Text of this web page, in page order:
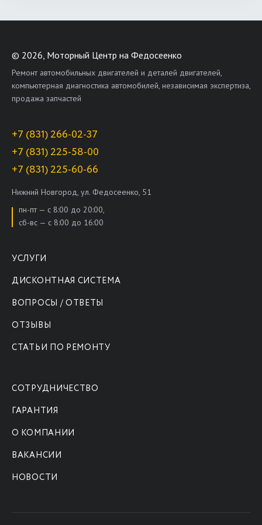
© 2026, Моторный Центр на Федосеенко
Ремонт автомобильных двигателей и деталей двигателей,
компьютерная диагностика автомобилей, независимая экспертиза,
продажа запчастей
+7 (831) 266-02-37
+7 (831) 225-58-00
+7 (831) 225-60-66
Нижний Новгород, ул. Федосеенко, 51
пн-пт — с 8:00 до 20:00,
сб-вс — с 8:00 до 16:00
УСЛУГИ
ДИСКОНТНАЯ СИСТЕМА
ВОПРОСЫ / ОТВЕТЫ
ОТЗЫВЫ
СТАТЬИ ПО РЕМОНТУ
СОТРУДНИЧЕСТВО
ГАРАНТИЯ
О КОМПАНИИ
ВАКАНСИИ
НОВОСТИ